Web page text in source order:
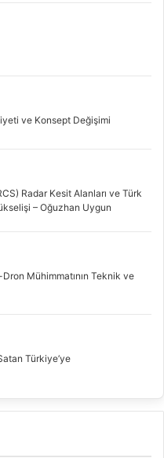
ve Konsept Değişimi
Radar Kesit Alanları ve Türk
– Oğuzhan Uygun
Mühimmatının Teknik ve
Türkiye’ye